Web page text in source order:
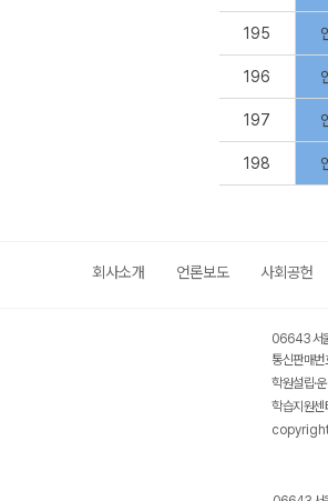
195
196
197
198
회사소개 언론보도 사회공헌
06643 서
통신판매
학원설립·
학습지원